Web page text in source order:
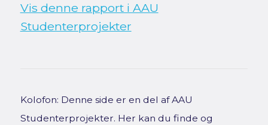
Vis denne rapport i AAU
Studenterprojekter
Kolofon: Denne side er en del af AAU
Studenterprojekter. Her kan du finde og